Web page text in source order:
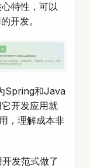
特性，可以
开发。
Spring和Java
开发应用就
，理解成本非
发范式做了